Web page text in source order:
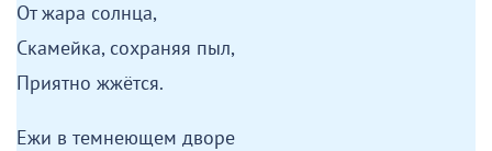
От жара солнца,
Скамейка, сохраняя пыл,
Приятно жжётся.
Ежи в темнеющем дворе